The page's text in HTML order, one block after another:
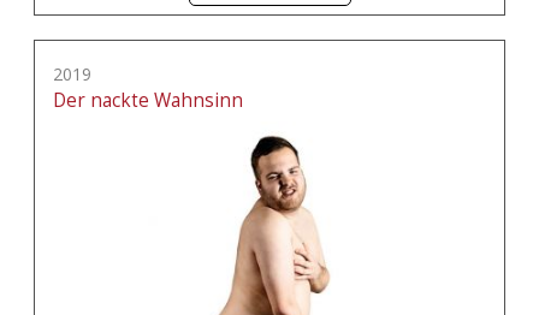
2019
Der nackte Wahnsinn